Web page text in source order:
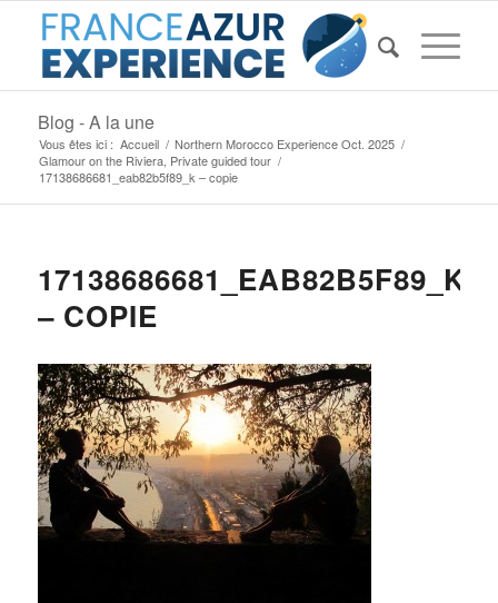
Blog - A la une
Vous êtes ici : Accueil / Northern Morocco Experience Oct. 2025 /
Glamour on the Riviera, Private guided tour /
17138686681_eab82b5f89_k – copie
17138686681_EAB82B5F89_K
– COPIE